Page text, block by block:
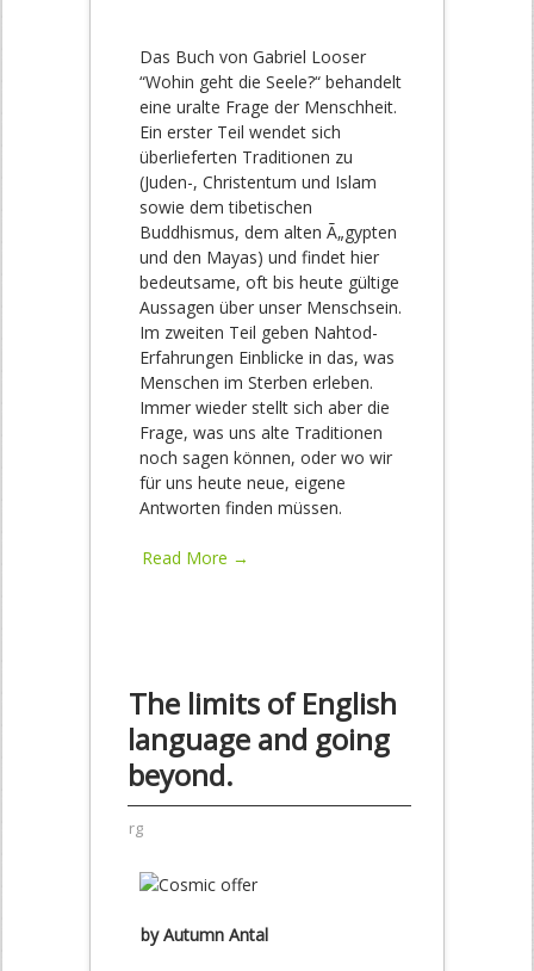
Das Buch von Gabriel Looser
“Wohin geht die Seele?“ behandelt
eine uralte Frage der Menschheit.
Ein erster Teil wendet sich
überlieferten Traditionen zu
(Juden-, Christentum und Islam
sowie dem tibetischen
Buddhismus, dem alten Ã„gypten
und den Mayas) und findet hier
bedeutsame, oft bis heute gültige
Aussagen über unser Menschsein.
Im zweiten Teil geben Nahtod-
Erfahrungen Einblicke in das, was
Menschen im Sterben erleben.
Immer wieder stellt sich aber die
Frage, was uns alte Traditionen
noch sagen können, oder wo wir
für uns heute neue, eigene
Antworten finden müssen.
Read More →
The limits of English
language and going
beyond.
rg
by Autumn Antal